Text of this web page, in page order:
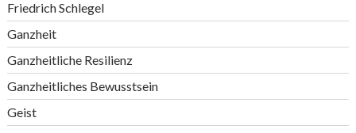
Friedrich Schlegel
Ganzheit
Ganzheitliche Resilienz
Ganzheitliches Bewusstsein
Geist